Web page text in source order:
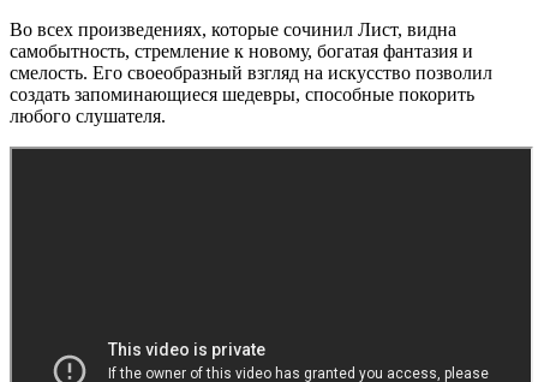
Во всех произведениях, которые сочинил Лист, видна
самобытность, стремление к новому, богатая фантазия и
смелость. Его своеобразный взгляд на искусство позволил
создать запоминающиеся шедевры, способные покорить
любого слушателя.